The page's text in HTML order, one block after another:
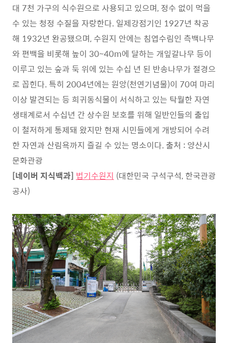
대 7천 가구의 식수원으로 사용되고 있으며, 정수 없이 먹을
수 있는 청정 수질을 자랑한다. 일제강점기인 1927년 착공
해 1932년 완공됐으며, 수원지 안에는 침엽수림인 측백나무
와 편백을 비롯해 높이 30~40m에 달하는 개잎갈나무 등이
이루고 있는 숲과 둑 위에 있는 수십 년 된 반송나무가 절경으
로 꼽힌다. 특히 2004년에는 원앙(천연기념물)이 70여 마리
이상 발견되는 등 희귀동식물이 서식하고 있는 탁월한 자연
생태계로서 수십년 간 상수원 보호를 위해 일반인들의 출입
이 철저하게 통제돼 왔지만 현재 시민들에게 개방되어 수려
한 자연과 산림욕까지 즐길 수 있는 명소이다. 출처 : 양산시
문화관광
[네이버 지식백과] 법기수원지 (대한민국 구석구석, 한국관광
공사)